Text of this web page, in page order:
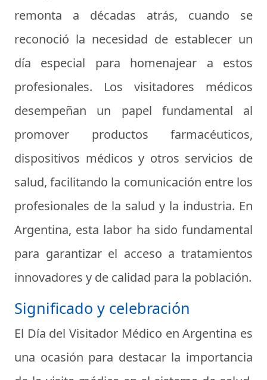
remonta a décadas atrás, cuando se
reconoció la necesidad de establecer un
día especial para homenajear a estos
profesionales. Los visitadores médicos
desempeñan un papel fundamental al
promover productos farmacéuticos,
dispositivos médicos y otros servicios de
salud, facilitando la comunicación entre los
profesionales de la salud y la industria. En
Argentina, esta labor ha sido fundamental
para garantizar el acceso a tratamientos
innovadores y de calidad para la población.
Significado y celebración
El Día del Visitador Médico en Argentina es
una ocasión para destacar la importancia